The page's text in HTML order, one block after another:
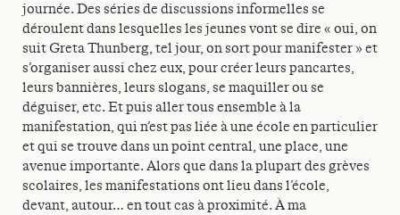
journée. Des séries de discussions informelles se
déroulent dans lesquelles les jeunes vont se dire « oui, on
suit Greta Thunberg, tel jour, on sort pour manifester » et
s’organiser aussi chez eux, pour créer leurs pancartes,
leurs bannières, leurs slogans, se maquiller ou se
déguiser, etc. Et puis aller tous ensemble à la
manifestation, qui n’est pas liée à une école en particulier
et qui se trouve dans un point central, une place, une
avenue importante. Alors que dans la plupart des grèves
scolaires, les manifestations ont lieu dans l’école,
devant, autour… en tout cas à proximité. À ma